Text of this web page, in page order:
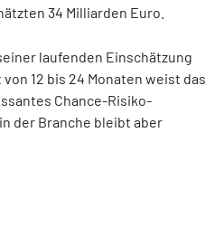
34 Milliarden Euro.
laufenden Einschätzung
12 bis 24 Monaten weist das
Chance-Risiko-
der Branche bleibt aber